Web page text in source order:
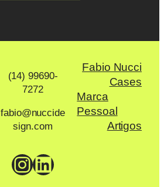
(14) 99690-
7272
fabio@nuccide
sign.com
InstagramLinkedIn
Fabio Nucci
Cases
Marca
Pessoal
Artigos